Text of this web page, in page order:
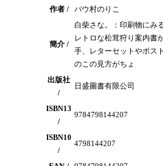
作者 /
バウ村のりこ
簡介 /
白柴さな。：印刷物にみ
レトロな松茸狩り案内書
手、レターセットやポ
のこの見方がちょ
出版社
/
日盛圖書有限公司
ISBN13
/
9784798144207
ISBN10
/
4798144207